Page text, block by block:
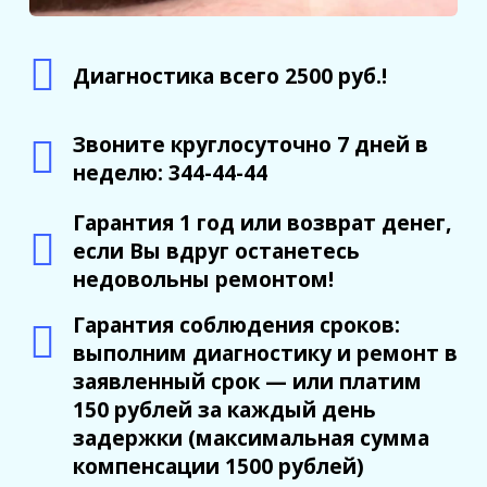
Диагностика всего 2500 руб.!
Звоните круглосуточно 7 дней в
неделю: 344-44-44
Гарантия 1 год или возврат денег,
если Вы вдруг останетесь
недовольны ремонтом!
Гарантия соблюдения сроков:
выполним диагностику и ремонт в
заявленный срок — или платим
150 рублей за каждый день
задержки (максимальная сумма
компенсации 1500 рублей)